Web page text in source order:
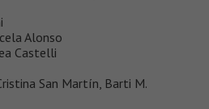
Alonso
Castelli
San Martín, Barti M.